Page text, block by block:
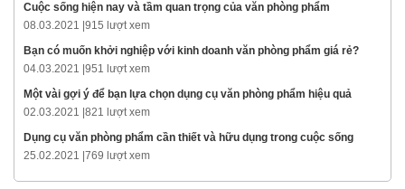
Cuộc sống hiện nay và tầm quan trọng của văn phòng phẩm
08.03.2021 | 915 lượt xem
Bạn có muốn khởi nghiệp với kinh doanh văn phòng phẩm giá rẻ?
04.03.2021 | 951 lượt xem
Một vài gợi ý để bạn lựa chọn dụng cụ văn phòng phẩm hiệu quả
02.03.2021 | 821 lượt xem
Dụng cụ văn phòng phẩm cần thiết và hữu dụng trong cuộc sống
25.02.2021 | 769 lượt xem